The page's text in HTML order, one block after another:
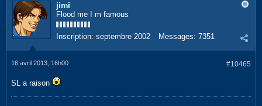
jimi
Flood me I m famous
Inscription: septembre 2002 Messages: 7351
#10465
16 avril 2013, 16h00
SL a raison